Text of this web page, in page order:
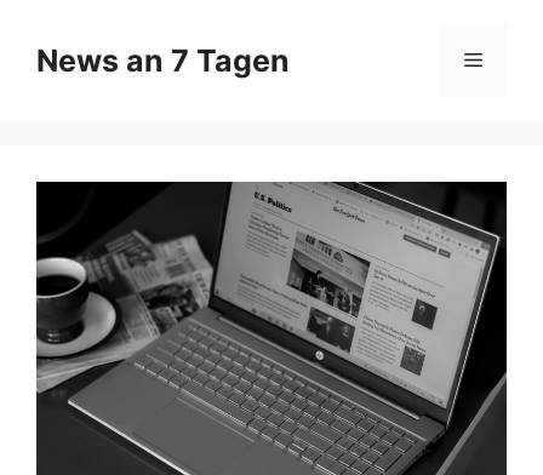
Inhalt
springen
News an 7 Tagen Menü